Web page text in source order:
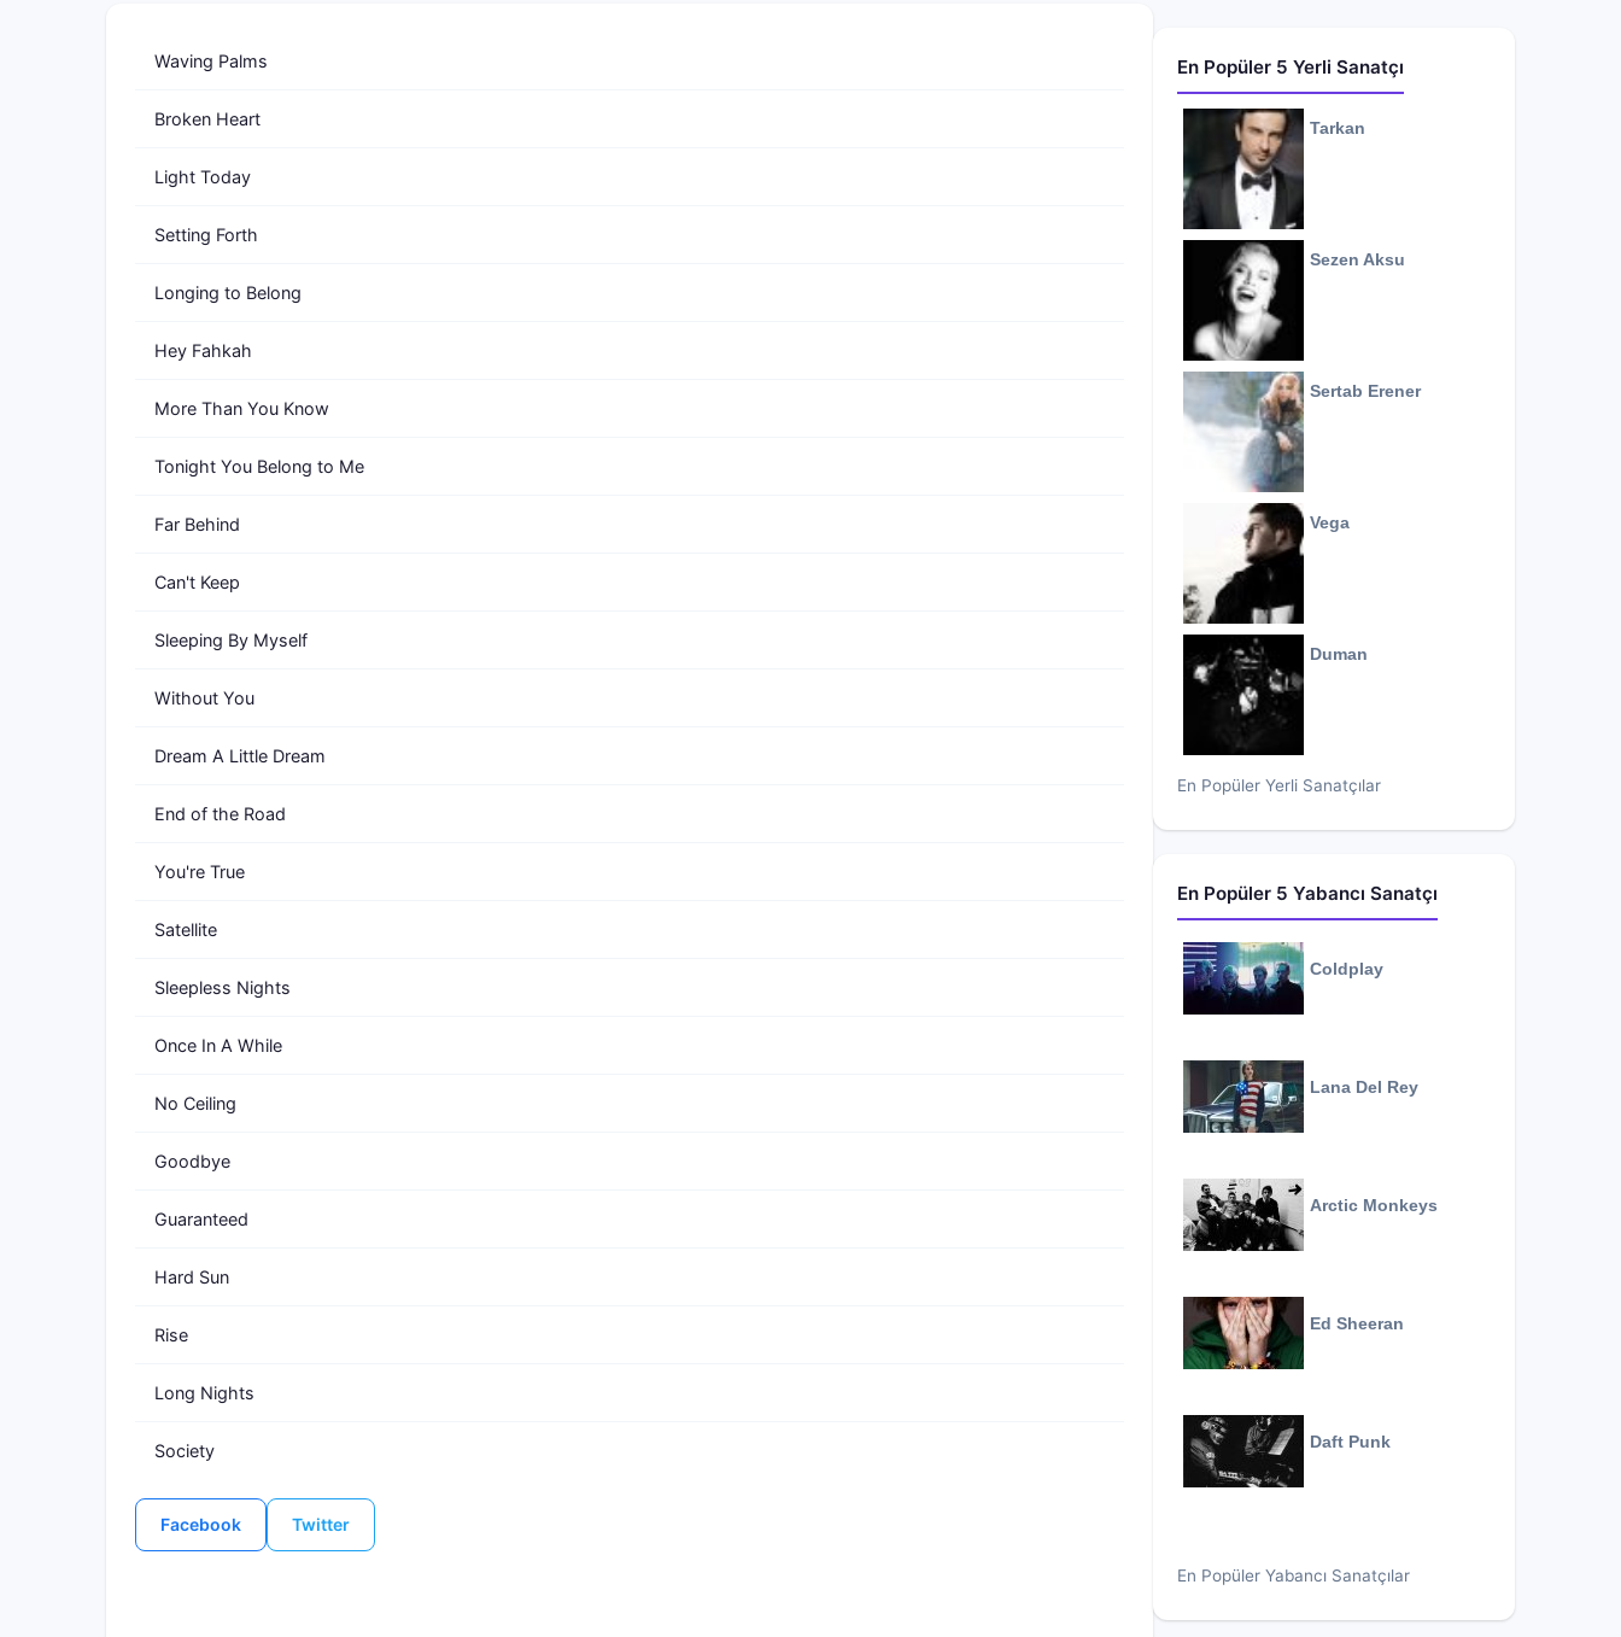
Waving Palms
Broken Heart
Light Today
Setting Forth
Longing to Belong
Hey Fahkah
More Than You Know
Tonight You Belong to Me
Far Behind
Can't Keep
Sleeping By Myself
Without You
Dream A Little Dream
End of the Road
You're True
Satellite
Sleepless Nights
Once In A While
No Ceiling
Goodbye
Guaranteed
Hard Sun
Rise
Long Nights
Society
Facebook Twitter
En Popüler 5 Yerli Sanatçı
Tarkan
Sezen Aksu
Sertab Erener
Vega
Duman
En Popüler Yerli Sanatçılar
En Popüler 5 Yabancı Sanatçı
Coldplay
Lana Del Rey
Arctic Monkeys
Ed Sheeran
Daft Punk
En Popüler Yabancı Sanatçılar